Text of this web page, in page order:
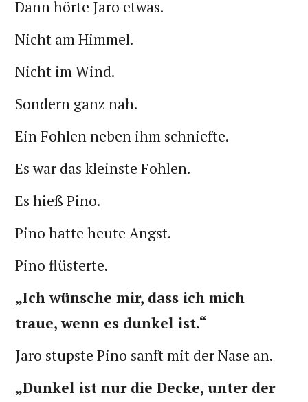
Dann hörte Jaro etwas.
Nicht am Himmel.
Nicht im Wind.
Sondern ganz nah.
Ein Fohlen neben ihm schniefte.
Es war das kleinste Fohlen.
Es hieß Pino.
Pino hatte heute Angst.
Pino flüsterte.
„Ich wünsche mir, dass ich mich
traue, wenn es dunkel ist.“
Jaro stupste Pino sanft mit der Nase an.
„Dunkel ist nur die Decke, unter der